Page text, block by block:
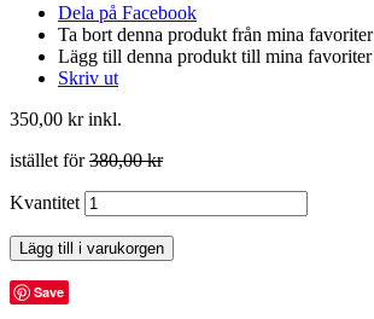
Dela på Facebook
Ta bort denna produkt från mina favoriter
Lägg till denna produkt till mina favoriter
Skriv ut
350,00 krinkl.
istället för380,00 kr
Kvantitet
Lägg till i varukorgen
Save